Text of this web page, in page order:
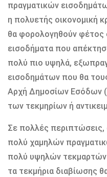
πραγματικών
η πολυετής οικονομική
θα φορολογηθούν φέτος
εισοδήματα που
πολύ πιο υψηλά,
εισοδημάτων που θα
Αρχή Δημοσίων Εσόδων
των τεκμηρίων ή
Σε πολλές
πολύ χαμηλών
πολύ υψηλών
τα τεκμήρια διαβίωσης